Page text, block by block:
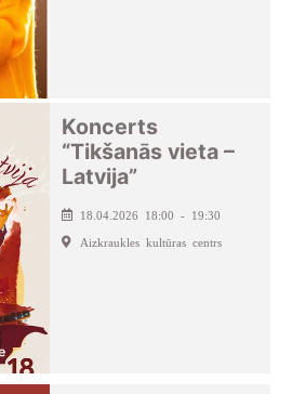
Koncerts
“Tikšanās vieta –
Latvija”
18.04.2026 18:00 - 19:30
Aizkraukles kultūras centrs